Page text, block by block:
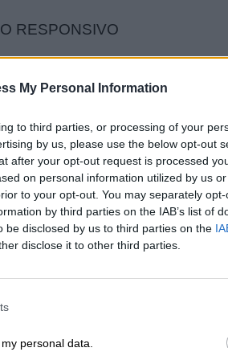
My Personal Information
to third parties, or processing of your
by us, please use the below opt-out
after your opt-out request is processed
on personal information utilized by us
to your opt-out. You may separately
by third parties on the IAB’s list of
be disclosed by us to third parties on the
disclose it to other third parties.
personal data.
RESPONSIVO
in modo adeguato alle
ed impliciti del piccolo. È
di apertura e di punto di
piccolo, i genitori devono
viso e risposte vocali di
responsivo si
quali sono le esigenze e le
(ho freddo, sete, mi scappa la
e riuscirà a percepire il
di sviluppare un
negli altri, saper
sui propri genitori.